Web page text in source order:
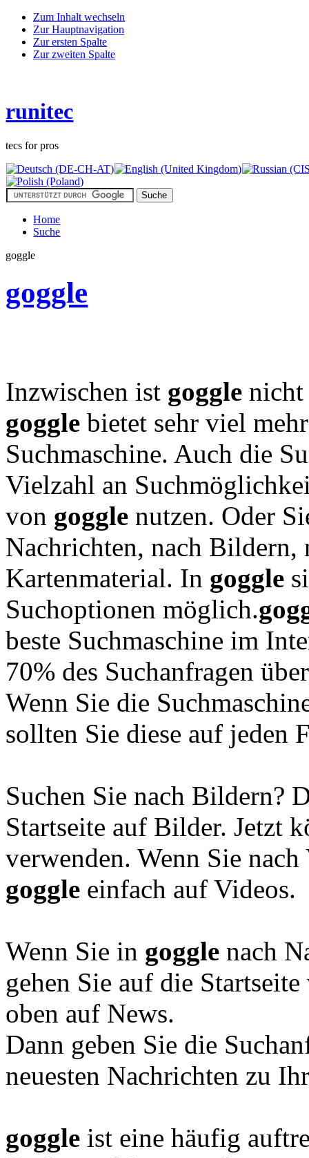
Zum Inhalt wechseln
Zur Hauptnavigation
Zur ersten Spalte
Zur zweiten Spalte
runitec
tecs for pros
Home
Suche
goggle
goggle
Inzwischen ist goggle nicht
goggle bietet sehr viel
Suchmaschine. Auch die
Vielzahl an
von gogglenutzen. Oder
Nachrichten, nach Bildern,
Kartenmaterial. In goggle
Suchoptionen möglich.
beste Suchmaschine im
70% des Suchanfragen
Wenn Sie die
sollten Sie diese auf jeden
Suchen Sie nach Bildern?
Startseite auf Bilder. Jetzt
verwenden. Wenn Sie
goggle einfach auf Videos.
Wenn Sie in goggle nach
gehen Sie auf die
oben auf News.
Dann geben Sie die
neuesten Nachrichten zu
goggle ist eine häufig